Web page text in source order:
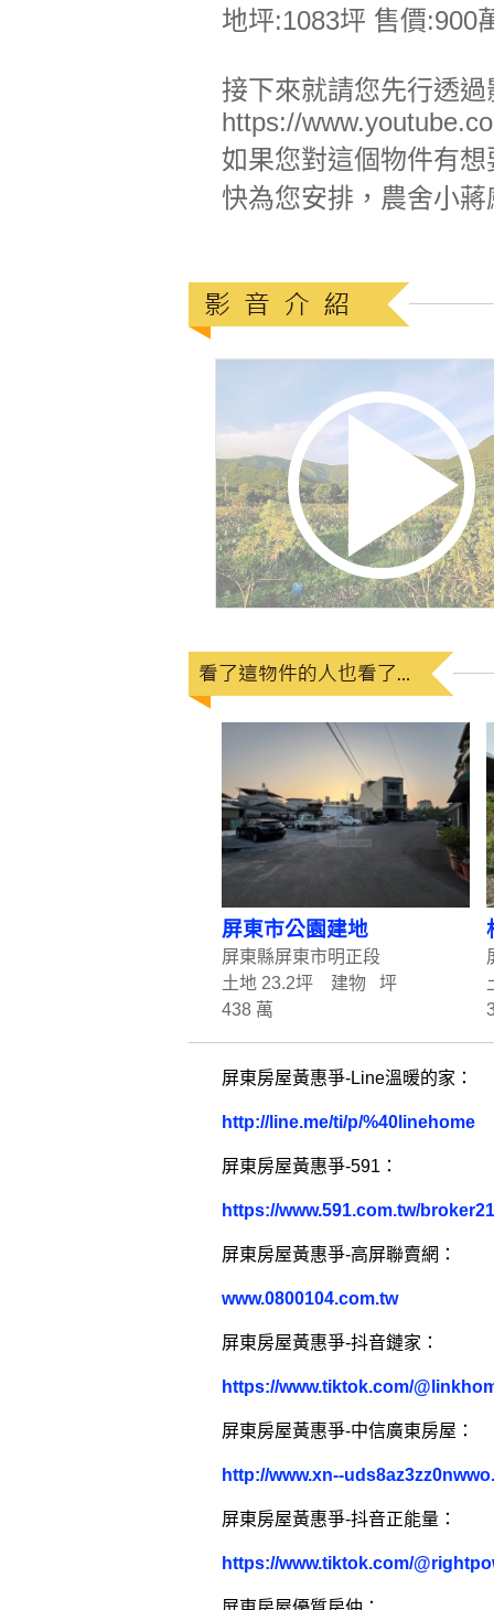
地坪:1083坪 售價:900
接下來就請您先行透
https://
如果您對這個物件有
快為您安排，農舍小蔣
屏東市公園建地
屏東縣屏東市明正段
土地 23.2坪 建物 坪
438 萬
屏東房屋黃惠爭-Line溫暖的家：
http://line.me/ti/p/%40linehome
屏東房屋黃惠爭-591：
https://www.591.com.tw/
屏東房屋黃惠爭-高屏聯賣網：
www.0800104.com.tw
屏東房屋黃惠爭-抖音鏈家：
https://www.tiktok.com/
屏東房屋黃惠爭-中信廣東房屋：
http://www.xn--
屏東房屋黃惠爭-抖音正能量：
https://www.tiktok.com/